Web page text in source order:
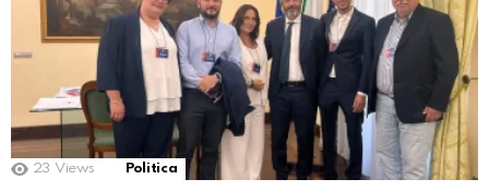
23 Views Politica